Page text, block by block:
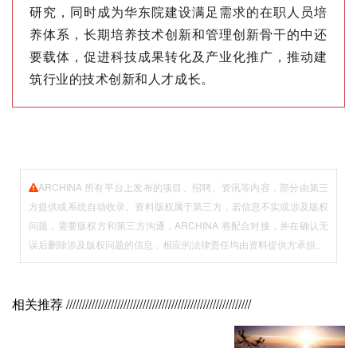
研究，同时成为华东院建设满足需求的在职人员培
养体系，长期培养技术创新和管理创新骨干的中还
要载体，促进科技成果转化及产业化推广，推动建
筑行业的技术创新和人才成长。
ARCHINA 所有平台上发布的项目、招聘、资讯等内容，部分由第三
方提供或系统自动收录。资料版权属于第三方，若信息不实或涉及版权
问题，需要版权方和第三方沟通，ARCHINA 将配合对接，并在确认无
误后删除涉及版权问题的信息，相应的法律责任均由资料提供方承担。
相关推荐//////////////////////////////////////////////////////////